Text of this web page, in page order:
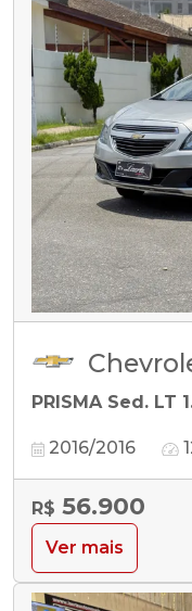
PRISMA Sed. LT
2016/2016
R$ 56.900
Ver mais